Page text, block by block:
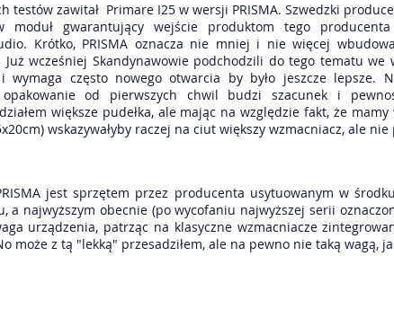
testów zawitał Primare I25 w wersji PRISMA. Szwedzki
moduł gwarantujący wejście produktom tego
Krótko, PRISMA oznacza nie mniej i nie więcej
Już wcześniej Skandynawowie podchodzili do tego tematu
wymaga często nowego otwarcia by było jeszcze lepsze.
opakowanie od pierwszych chwil budzi szacunek i
większe pudełka, ale mając na względzie fakt, że
wskazywałyby raczej na ciut większy wzmacniacz, ale
jest sprzętem przez producenta usytuowanym w
a najwyższym obecnie (po wycofaniu najwyższej serii
urządzenia, patrząc na klasyczne wzmacniacze
może z tą "lekką" przesadziłem, ale na pewno nie taką wagą,